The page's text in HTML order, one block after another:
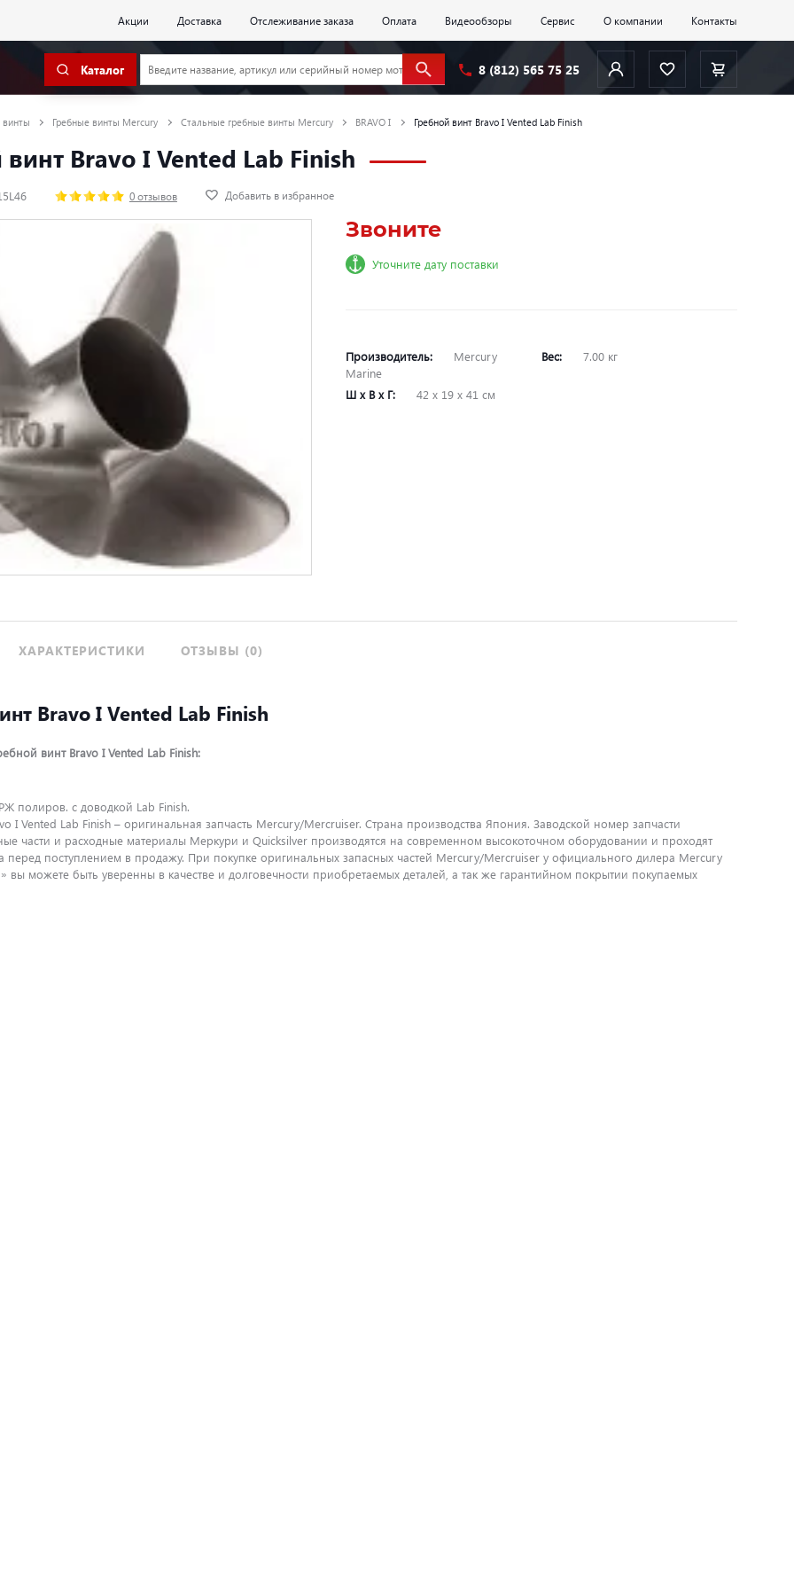
Акции Доставка Отслеживание заказа Оплата Видеообзоры Сервис О компании Контакты
Каталог 8 (812) 565 75 25
винты Гребные винты Mercury Стальные гребные винты Mercury BRAVO I Гребной винт Bravo I Vented Lab Finish
Bravo I Vented Lab Finish
0 отзывов Добавить в избранное
Звоните
Уточните дату поставки
Производитель:
Mercury
Marine
Вес: 7.00 кг
Ш х В х Г: 42 х 19 х 41 см
ХАРАКТЕРИСТИКИ ОТЗЫВЫ (0)
Bravo I Vented Lab Finish
винт Bravo I Vented Lab Finish:
полиров. с доводкой Lab Finish.
I Vented Lab Finish – оригинальная запчасть Mercury/Mercruiser. Страна производства Япония. Заводской номер запчасти
части и расходные материалы Меркури и Quicksilver производятся на современном высокоточном оборудовании и проходят
перед поступлением в продажу. При покупке оригинальных запасных частей Mercury/Mercruiser у официального дилера Mercury
можете быть уверенны в качестве и долговечности приобретаемых деталей, а так же гарантийном покрытии покупаемых